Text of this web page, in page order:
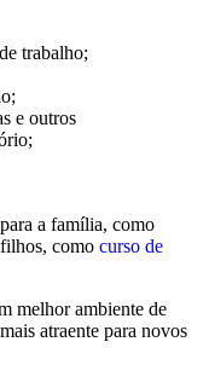
trabalho;
e outros
a família, como
como curso de
melhor ambiente de
atraente para novos